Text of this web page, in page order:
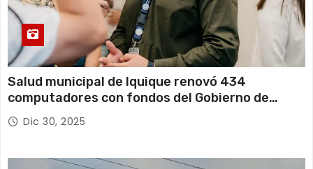
Salud municipal de Iquique renovó 434
computadores con fondos del Gobierno de
Tarapacá
Dic 30, 2025